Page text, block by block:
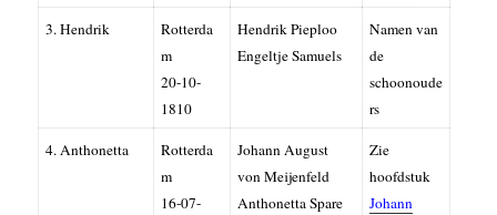
3. Hendrik
Rotterda
m
20-10-
1810
Hendrik Pieploo
Engeltje Samuels
Namen van
de
schoonoude
rs
4. Anthonetta
Rotterda
m
16-07-
Johann August
von Meijenfeld
Anthonetta Spare
Zie
hoofdstuk
Johann